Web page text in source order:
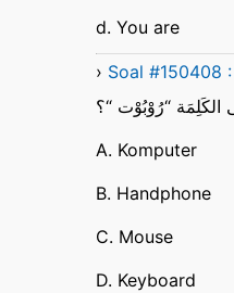
d. You are
› Soal #150408
الكَلِمَة “رُوْبُوْت “؟
A. Komputer
B. Handphone
C. Mouse
D. Keyboard